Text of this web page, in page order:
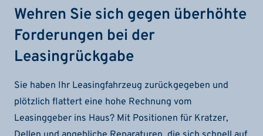
Wehren Sie sich gegen überhöhte
Forderungen bei der
Leasingrückgabe
Sie haben Ihr Leasingfahrzeug zurückgegeben und
plötzlich flattert eine hohe Rechnung vom
Leasinggeber ins Haus? Mit Positionen für Kratzer,